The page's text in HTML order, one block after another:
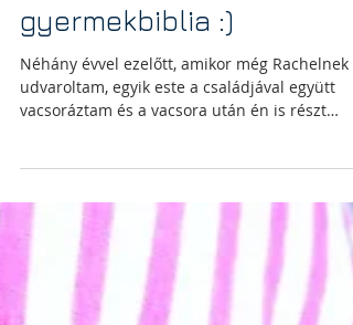
Egy igazán különleges
gyermekbiblia :)
Néhány évvel ezelőtt, amikor még Rachelnek
vacsoráztam és a vacsora után én is részt
vettem a...